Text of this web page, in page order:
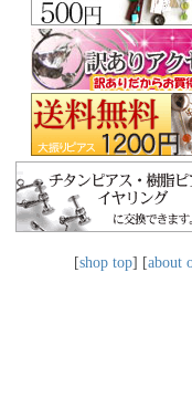
[shop top] [about